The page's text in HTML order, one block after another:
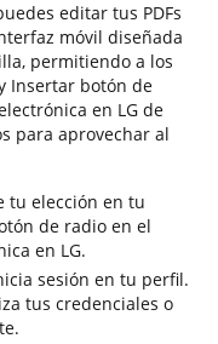
editar tus PDFs
móvil diseñada
permitiendo a los
Insertar botón de
en LG de
para aprovechar al
tu elección en tu
de radio en el
en LG.
sesión en tu perfil.
tus credenciales o